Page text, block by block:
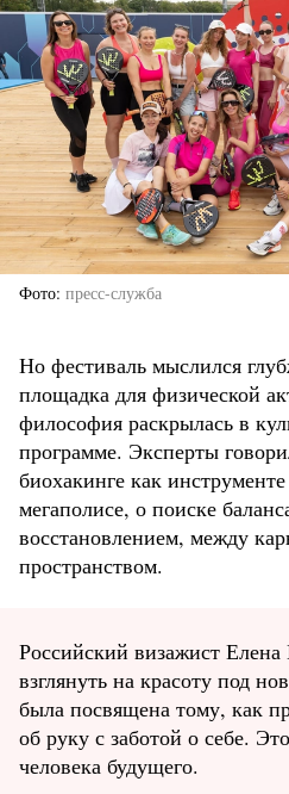
Фото пресс-служба
Но фестиваль мыслился
площадка для физической
философия раскрылась в
программе. Эксперты
биохакинге как
мегаполисе, о поиске
восстановлением, между
пространством.
Российский визажист
взглянуть на красоту под
была посвящена тому, как
об руку с заботой о себе.
человека будущего.